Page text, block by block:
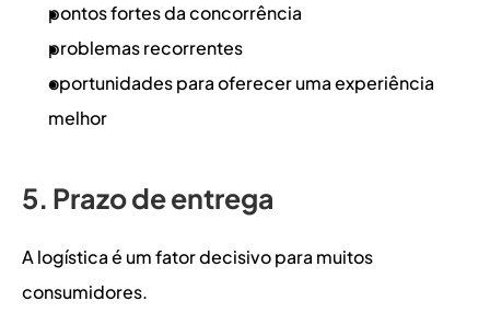
pontos fortes da concorrência
problemas recorrentes
oportunidades para oferecer uma experiência
melhor
5. Prazo de entrega
A logística é um fator decisivo para muitos
consumidores.